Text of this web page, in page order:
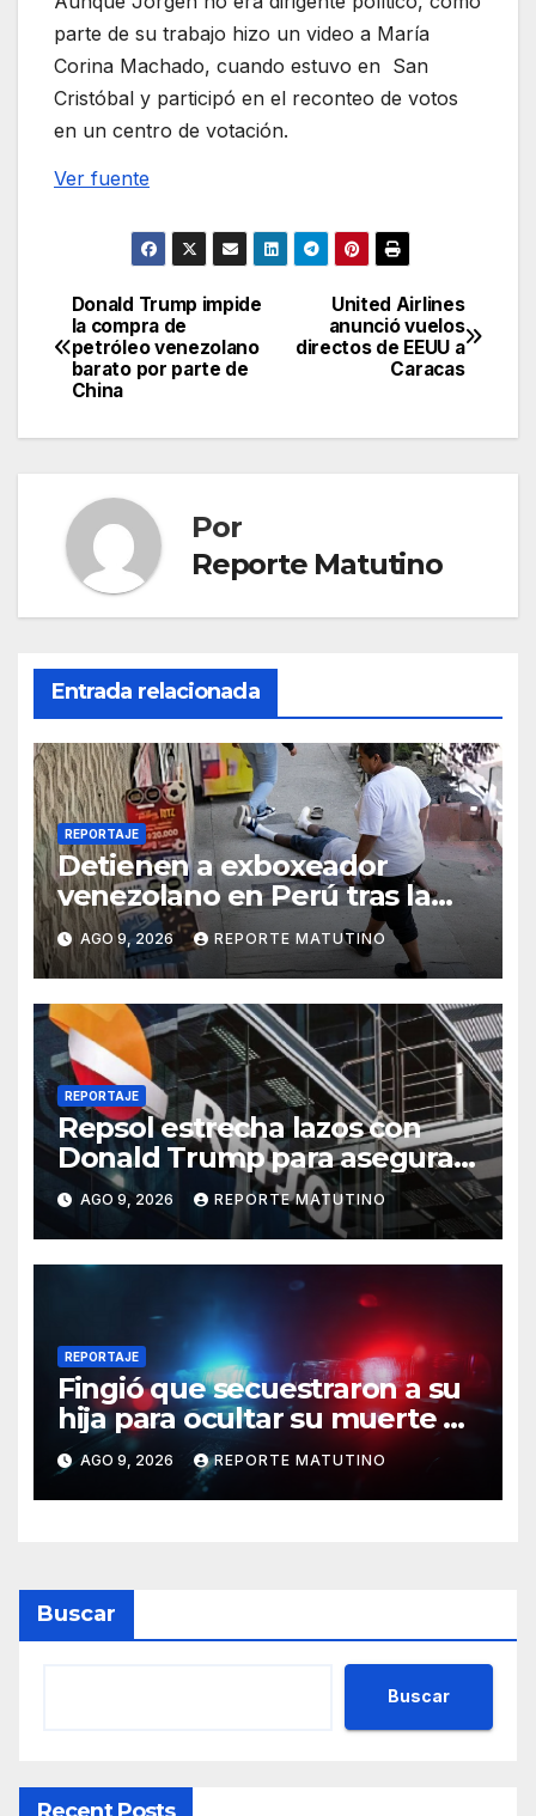
parte de su trabajo hizo un video a María
Corina Machado, cuando estuvo en San
Cristóbal y participó en el reconteo de votos
en un centro de votación.
Ver fuente
Navegación
de
United Airlines
anunció vuelos
directos de EEUU a
Caracas
Donald Trump impide
la compra de
petróleo venezolano
barato por parte de
China
Por
Reporte Matutino
Entrada relacionada
REPORTAJE
Detienen a exboxeador
venezolano en Perú tras la
muerte de mototaxista
durante una riña
AGO 9, 2026 REPORTE MATUTINO
REPORTAJE
Repsol estrecha lazos con
Donald Trump para asegurar
negocios en Venezuela
AGO 9, 2026 REPORTE MATUTINO
REPORTAJE
Fingió que secuestraron a su
hija para ocultar su muerte y
así la policía descubrió el
engaño
AGO 9, 2026 REPORTE MATUTINO
Buscar
Buscar